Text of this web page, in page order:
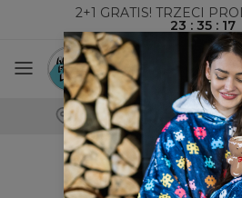
2+1 GRATIS! TRZECI
23 :35 : 16
WYSYŁKA ZA POBRANIEM